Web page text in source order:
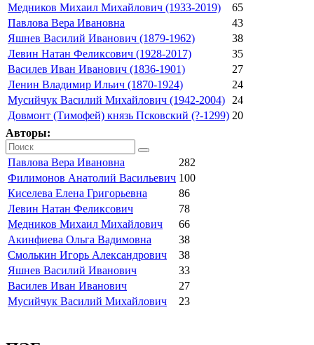
Медников Михаил Михайлович (1933-2019)
65
Павлова Вера Ивановна
43
Яшнев Василий Иванович (1879-1962)
38
Левин Натан Феликсович (1928-2017)
35
Василев Иван Иванович (1836-1901)
27
Ленин Владимир Ильич (1870-1924)
24
Мусийчук Василий Михайлович (1942-2004)
24
Довмонт (Тимофей) князь Псковский (?-1299) 20
Авторы:
Павлова Вера Ивановна
282
Филимонов Анатолий Васильевич 100
Киселева Елена Григорьевна
86
Левин Натан Феликсович
78
Медников Михаил Михайлович
66
Акинфиева Ольга Вадимовна
38
Смолькин Игорь Александрович
38
Яшнев Василий Иванович
33
Василев Иван Иванович
27
Мусийчук Василий Михайлович
23